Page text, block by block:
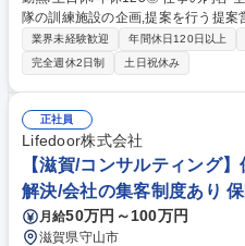
隊の訓練施設の企画,提案を行う提
て消防官や設計事務所と打合せを行
業者との折衝等もお任せします。 STEP1：建築情報を精査し、消防本部
にアポイントをとり、PR活動を行
をとり、営業活動を行う。 STEP3
料を作成。 STEP4：建築業者に営
と連携し、施工担当へ引き継ぎ。 募集職種 ◎消防・救助訓練施設提案営
業◎全国出張/転勤無/土日休/年休
業界未経験歓迎 年間休日120日以上
完全週休2日制
土日祝休み
正社員
Lifedoor株式会社
【滋賀/コンサルティング
解決/会社の集客制度あり
月給50万円～100万円
滋賀県守山市